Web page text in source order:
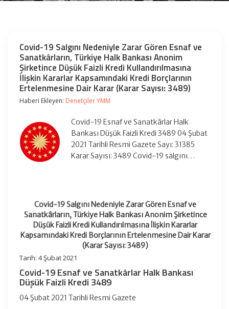
Covid-19 Salgını Nedeniyle Zarar Gören Esnaf ve
Sanatkârların, Türkiye Halk Bankası Anonim
Şirketince Düşük Faizli Kredi Kullandırılmasına
İlişkin Kararlar Kapsamındaki Kredi Borçlarının
Ertelenmesine Dair Karar (Karar Sayısı: 3489)
Haberi Ekleyen: Denetçiler YMM
Covid-19 Esnaf ve Sanatkârlar Halk
Bankası Düşük Faizli Kredi 3489 04 Şubat
2021 Tarihli Resmi Gazete Sayı: 31385
Karar Sayısı: 3489 Covid-19 salgını…
Covid-19 Salgını Nedeniyle Zarar Gören Esnaf ve
Sanatkârların, Türkiye Halk Bankası Anonim Şirketince
Düşük Faizli Kredi Kullandırılmasına İlişkin Kararlar
Kapsamındaki Kredi Borçlarının Ertelenmesine Dair Karar
(Karar Sayısı: 3489)
Tarih: 4 Şubat 2021
Covid-19 Esnaf ve Sanatkârlar Halk Bankası
Düşük Faizli Kredi 3489
04 Şubat 2021 Tarihli Resmi Gazete